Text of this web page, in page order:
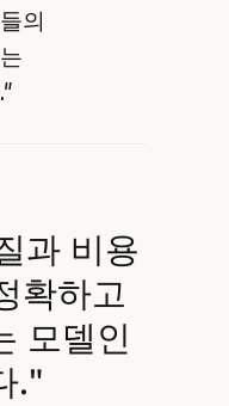
의
과 비용
확하고
모델인
."